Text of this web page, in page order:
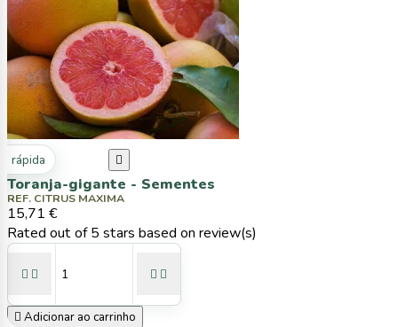
rápida 
Toranja-gigante - Sementes
REF. CITRUS MAXIMA
15,71 €
Rated out of 5 stars based on review(s)
   
 Adicionar ao carrinho